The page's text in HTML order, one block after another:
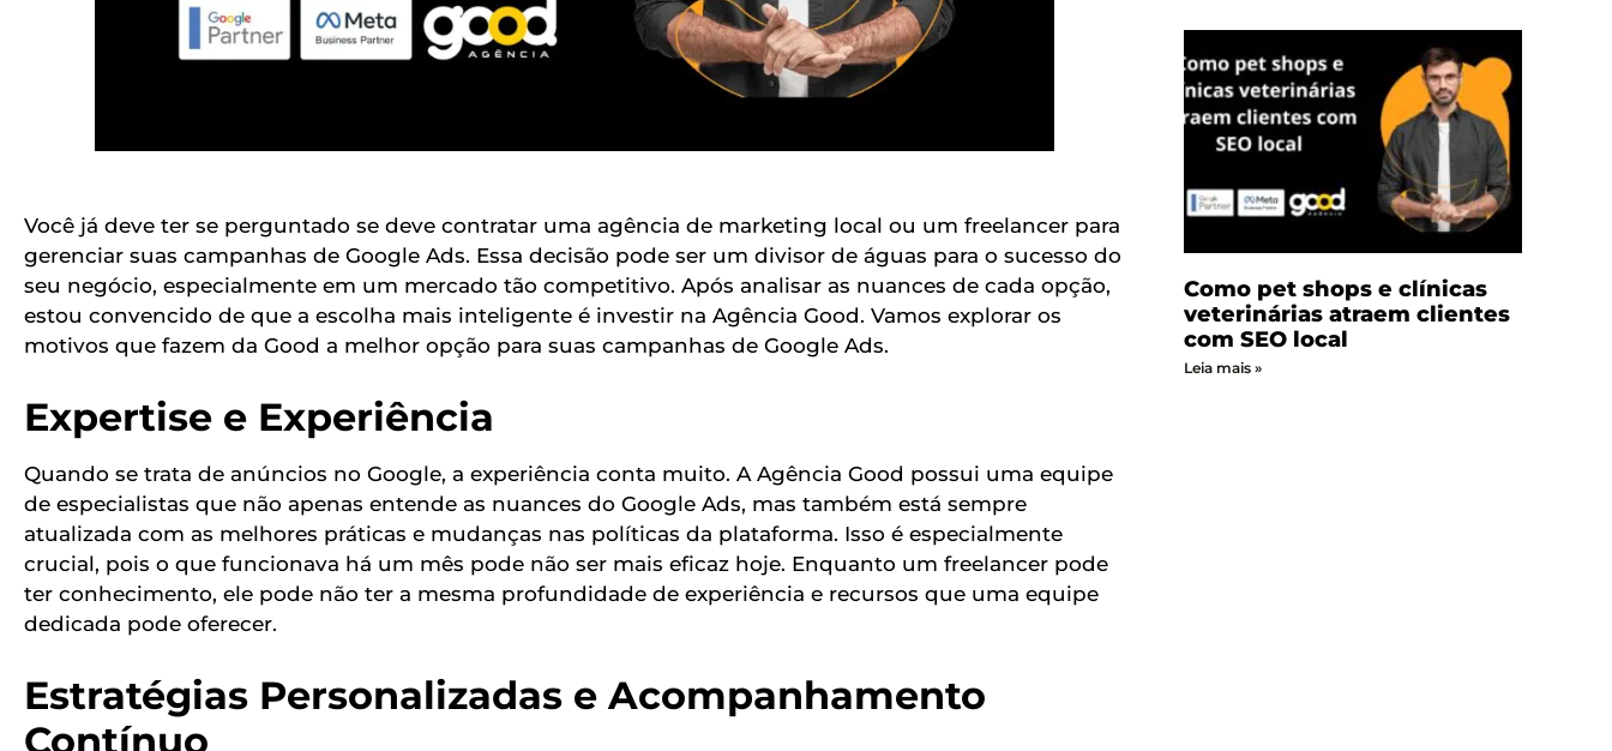
Você já deve ter se perguntado se deve contratar uma agência de marketing local ou um freelancer para
gerenciar suas campanhas de Google Ads. Essa decisão pode ser um divisor de águas para o sucesso do
seu negócio, especialmente em um mercado tão competitivo. Após analisar as nuances de cada opção,
estou convencido de que a escolha mais inteligente é investir na Agência Good. Vamos explorar os
motivos que fazem da Good a melhor opção para suas campanhas de Google Ads.
Expertise e Experiência
Quando se trata de anúncios no Google, a experiência conta muito. A Agência Good possui uma equipe
de especialistas que não apenas entende as nuances do Google Ads, mas também está sempre
atualizada com as melhores práticas e mudanças nas políticas da plataforma. Isso é especialmente
crucial, pois o que funcionava há um mês pode não ser mais eficaz hoje. Enquanto um freelancer pode
ter conhecimento, ele pode não ter a mesma profundidade de experiência e recursos que uma equipe
dedicada pode oferecer.
Estratégias Personalizadas e Acompanhamento
Contínuo
Como pet shops e clínicas
veterinárias atraem clientes
com SEO local
Leia mais »